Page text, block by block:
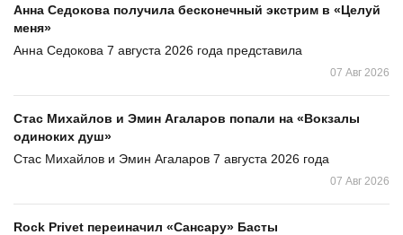
Анна Седокова получила бесконечный экстрим в «Целуй
меня»
Анна Седокова 7 августа 2026 года представила
07 Авг 2026
Стас Михайлов и Эмин Агаларов попали на «Вокзалы
одиноких душ»
Стас Михайлов и Эмин Агаларов 7 августа 2026 года
07 Авг 2026
Rock Privet переиначил «Сансару» Басты